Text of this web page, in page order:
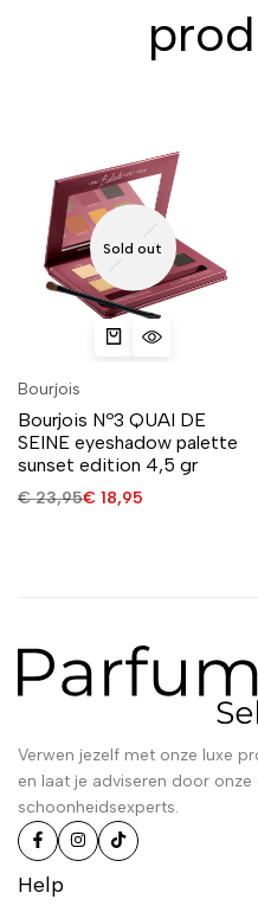
Sold out
Bourjois
Bourjois Nº3 QUAI DE
SEINE eyeshadow palette
sunset edition 4,5 gr
€23,95€ 18,95
Verwen jezelf met onze luxe
en laat je adviseren door onze
schoonheidsexperts.
Help